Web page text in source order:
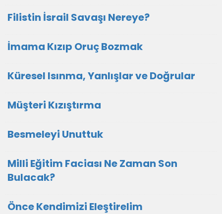
Filistin İsrail Savaşı Nereye?
İmama Kızıp Oruç Bozmak
Küresel Isınma, Yanlışlar ve Doğrular
Müşteri Kızıştırma
Besmeleyi Unuttuk
Milli Eğitim Faciası Ne Zaman Son
Bulacak?
Önce Kendimizi Eleştirelim